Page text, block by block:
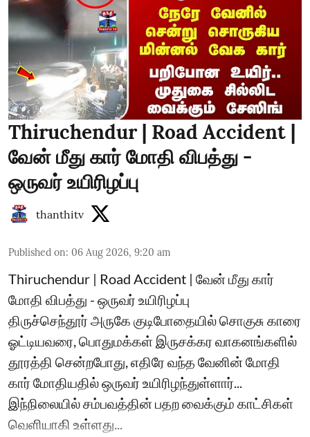
Thiruchendur | Road Accident |
வேன் மீது கார் மோதி விபத்து -
ஒருவர் உயிரிழப்பு
thanthitv
Published on: 06 Aug 2026, 9:20 am
Thiruchendur | Road Accident | வேன் மீது கார்
மோதி விபத்து - ஒருவர் உயிரிழப்பு
திருச்செந்தூர் அருகே குடிபோதையில் சொகுசு காரை
ஓட்டியவரை, பொதுமக்கள் இருசக்கர வாகனங்களில்
தூரத்தி சென்றபோது, எதிரே வந்த வேனின் மோதி
கார் மோதியதில் ஒருவர் உயிரிழந்துள்ளார்...
இந்நிலையில் சம்பவத்தின் பதற வைக்கும் காட்சிகள்
வெளியாகி உள்ளது...